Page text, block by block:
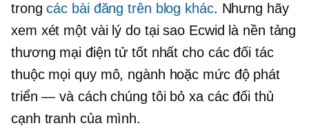
trongcác bài đăng trên blog khác. Nhưng hãy
xem xét một vài lý do tại sao Ecwid là nền tảng
thương mại điện tử tốt nhất cho các đối tác
thuộc mọi quy mô, ngành hoặc mức độ phát
triển — và cách chúng tôi bỏ xa các đối thủ
cạnh tranh của mình.